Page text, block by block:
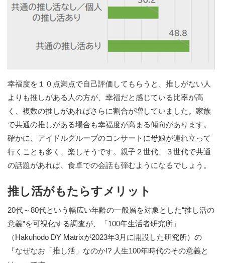
幸福度を１０点満点で自己評価してもらうと、推しがない人
よりも推しがある人の方が、幸福だと感じている比率が高
く、複数の推しがあればさらに割合が増していました。家族
で共通の推しがある場合も幸福度が高まる傾向があります。
確かに、アイドルグループのコンサートに母娘が連れ立って
行くことも多く、楽しそうです。親子２世代、３世代で共通
の話題があれば、食卓での会話も弾むようになるでしょう。
推し活がもたらすメリット
20代～80代という幅広い年齢の一般層を対象とした“推し活の
意義”を可視化する調査が、「100年生活者研究所」
（Hakuhodo DY Matrixが2023年3月に開設した研究所）の
『なぜなお「推し活」なのか!? 人生100年時代のその意義と